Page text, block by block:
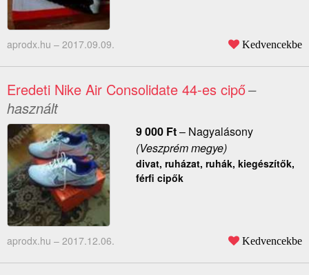
aprodx.hu – 2017.09.09. Kedvencekbe
Eredeti Nike Air Consolidate 44-es cipő–
használt
9 000 Ft– Nagyalásony
(Veszprém megye)
divat, ruházat, ruhák, kiegészítők,
férfi cipők
aprodx.hu – 2017.12.06. Kedvencekbe